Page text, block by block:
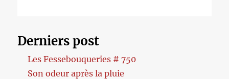
Derniers post
Les Fessebouqueries # 750
Son odeur après la pluie